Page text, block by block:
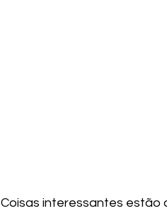
Coisas interessantes estão